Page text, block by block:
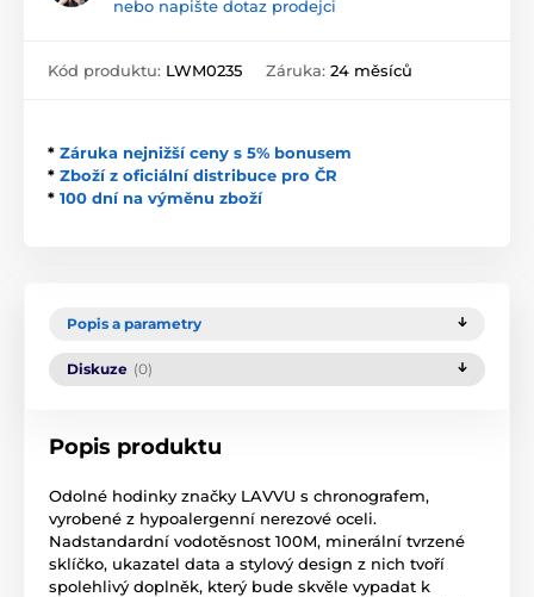
nebo napište dotaz prodejci
Kód produktu: LWM0235 Záruka: 24 měsíců
* Záruka nejnižší ceny s 5% bonusem
* Zboží z oficiální distribuce pro ČR
* 100 dní na výměnu zboží
Popis a parametry
Diskuze (0)
Popis produktu
Odolné hodinky značky LAVVU s chronografem,
vyrobené z hypoalergenní nerezové oceli.
Nadstandardní vodotěsnost 100M, minerální tvrzené
sklíčko, ukazatel data a stylový design z nich tvoří
spolehlivý doplněk, který bude skvěle vypadat k